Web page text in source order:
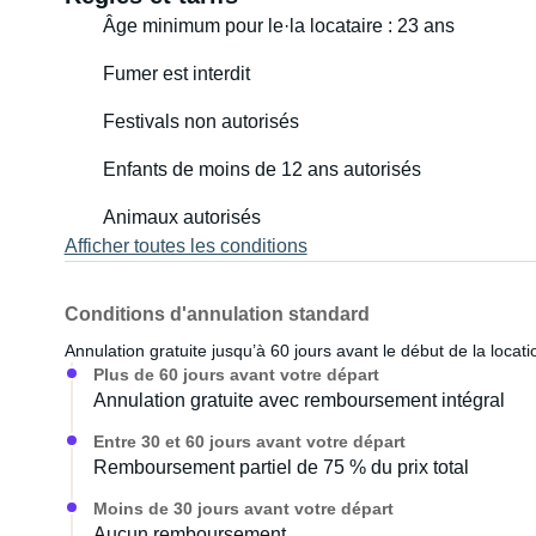
Âge minimum pour le·la locataire : 23 ans
Fumer est interdit
Festivals non autorisés
Enfants de moins de 12 ans autorisés
Animaux autorisés
Afficher toutes les conditions
Conditions d'annulation standard
Annulation gratuite jusqu’à 60 jours avant le début de la
Plus de 60 jours avant votre départ
Annulation gratuite avec remboursement intégral
Entre 30 et 60 jours avant votre départ
Remboursement partiel de 75 % du prix total
Moins de 30 jours avant votre départ